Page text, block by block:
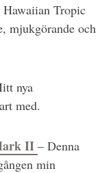
Hawaiian Tropic
mjukgörande och
nya
med.
II – Denna
min